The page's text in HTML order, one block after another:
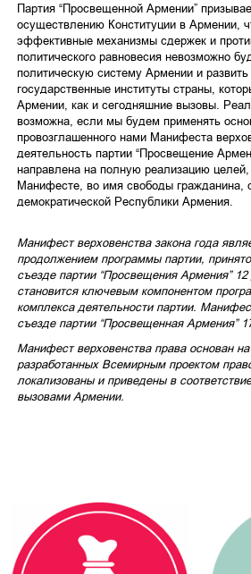
Партия “Просвещенной Армении”
осуществлению Конституции в Армении,
эффективные механизмы сдержек и
политического равновесия невозможно
политическую систему Армении и
государственные институты страны,
Армении, как и сегодняшние вызовы.
возможна, если мы будем применять
провозглашенного нами Манифеста
деятельность партии “Просвещение
направлена ​​на полную реализацию
Манифесте, во имя свободы гражданина,
демократической Республики Армения.
Манифест верховенства закона года
продолжением программы партии,
съезде партии “Просвещения Армения”
становится ключевым компонентом
комплекса деятельности партии.
съезде партии “Просвещенная Армения”
Манифест верховенства права основан на
разработанных Всемирным проектом
локализованы и приведены в
вызовами Армении.